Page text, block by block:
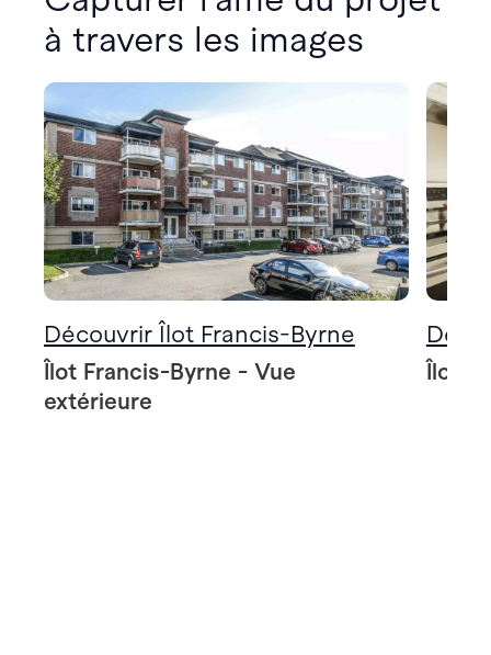
à travers les images
Découvrir Îlot Francis-Byrne
Îlot Francis-Byrne - Vue
extérieure
Îlot